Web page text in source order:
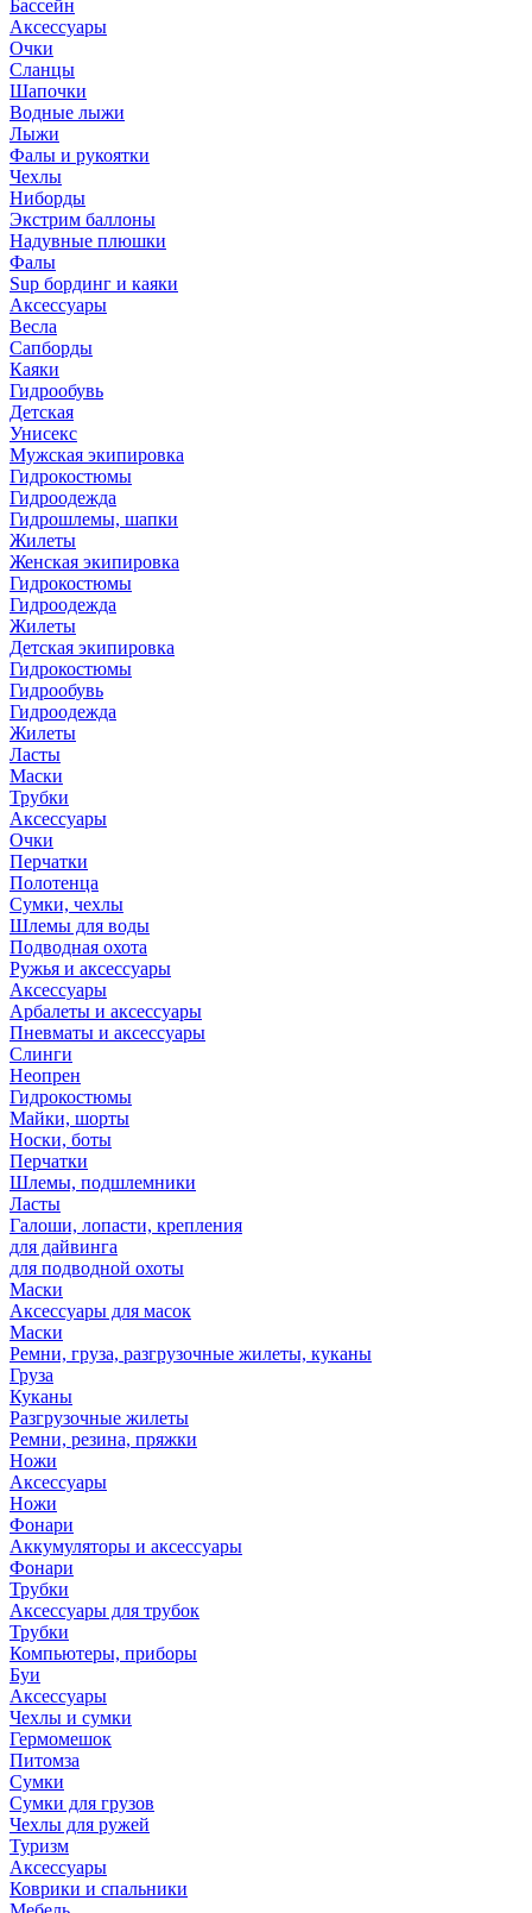
Бассейн
Аксессуары
Очки
Сланцы
Шапочки
Водные лыжи
Лыжи
Фалы и рукоятки
Чехлы
Ниборды
Экстрим баллоны
Надувные плюшки
Фалы
Sup бординг и каяки
Аксессуары
Весла
Сапборды
Каяки
Гидрообувь
Детская
Унисекс
Мужская экипировка
Гидрокостюмы
Гидроодежда
Гидрошлемы, шапки
Жилеты
Женская экипировка
Гидрокостюмы
Гидроодежда
Жилеты
Детская экипировка
Гидрокостюмы
Гидрообувь
Гидроодежда
Жилеты
Ласты
Маски
Трубки
Аксессуары
Очки
Перчатки
Полотенца
Сумки, чехлы
Шлемы для воды
Подводная охота
Ружья и аксессуары
Аксессуары
Арбалеты и аксессуары
Пневматы и аксессуары
Слинги
Неопрен
Гидрокостюмы
Майки, шорты
Носки, боты
Перчатки
Шлемы, подшлемники
Ласты
Галоши, лопасти, крепления
для дайвинга
для подводной охоты
Маски
Аксессуары для масок
Маски
Ремни, груза, разгрузочные жилеты, куканы
Груза
Куканы
Разгрузочные жилеты
Ремни, резина, пряжки
Ножи
Аксессуары
Ножи
Фонари
Аккумуляторы и аксессуары
Фонари
Трубки
Аксессуары для трубок
Трубки
Компьютеры, приборы
Буи
Аксессуары
Чехлы и сумки
Гермомешок
Питомза
Сумки
Сумки для грузов
Чехлы для ружей
Туризм
Аксессуары
Коврики и спальники